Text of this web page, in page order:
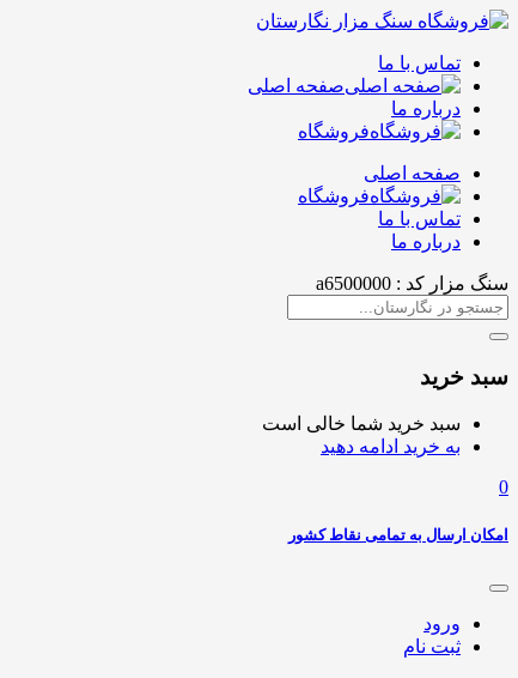
تماس با ما
صفحه اصلی
درباره ما
فروشگاه
صفحه اصلی
فروشگاه
تماس با ما
درباره ما
سنگ مزار کد : a6500000
سبد خرید
سبد خرید شما خالی است
به خرید ادامه دهید
0
امکان ارسال به تمامی نقاط کشور
ورود
ثبت نام